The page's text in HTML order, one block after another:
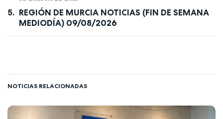
REGIÓN DE MURCIA NOTICIAS (FIN DE SEMANA
MEDIODÍA) 09/08/2026
NOTICIAS RELACIONADAS